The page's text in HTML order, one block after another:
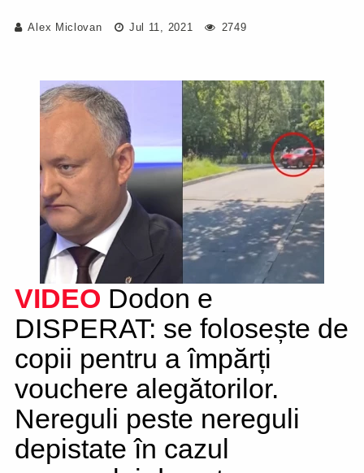
Alex Miclovan Jul 11, 2021 2749
VIDEO Dodon e
DISPERAT: se folosește de
copii pentru a împărți
vouchere alegătorilor.
Nereguli peste nereguli
depistate în cazul